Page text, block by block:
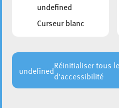
undefined
Curseur blanc
undefinedRéinitialiser tous
d'accessibilité